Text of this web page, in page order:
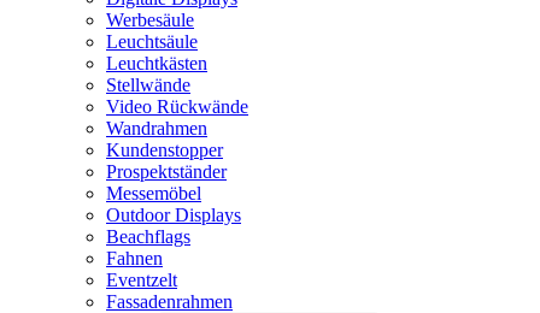
Werbesäule
Leuchtsäule
Leuchtkästen
Stellwände
Video Rückwände
Wandrahmen
Kundenstopper
Prospektständer
Messemöbel
Outdoor Displays
Beachflags
Fahnen
Eventzelt
Fassadenrahmen